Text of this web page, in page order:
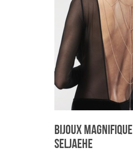
Bijoux Magnifique
seljaehe